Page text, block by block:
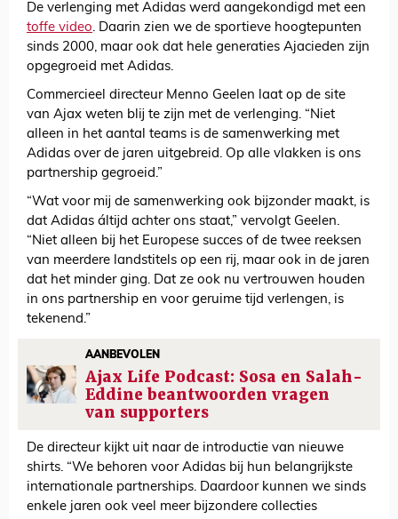
De verlenging met Adidas werd aangekondigd met een
toffe video. Daarin zien we de sportieve hoogtepunten
sinds 2000, maar ook dat hele generaties Ajacieden zijn
opgegroeid met Adidas.
Commercieel directeur Menno Geelen laat op de site
van Ajax weten blij te zijn met de verlenging. “Niet
alleen in het aantal teams is de samenwerking met
Adidas over de jaren uitgebreid. Op alle vlakken is ons
partnership gegroeid.”
“Wat voor mij de samenwerking ook bijzonder maakt, is
dat Adidas áltijd achter ons staat,” vervolgt Geelen.
“Niet alleen bij het Europese succes of de twee reeksen
van meerdere landstitels op een rij, maar ook in de jaren
dat het minder ging. Dat ze ook nu vertrouwen houden
in ons partnership en voor geruime tijd verlengen, is
tekenend.”
AANBEVOLEN
Ajax Life Podcast: Sosa en Salah-
Eddine beantwoorden vragen
van supporters
De directeur kijkt uit naar de introductie van nieuwe
shirts. “We behoren voor Adidas bij hun belangrijkste
internationale partnerships. Daardoor kunnen we sinds
enkele jaren ook veel meer bijzondere collecties